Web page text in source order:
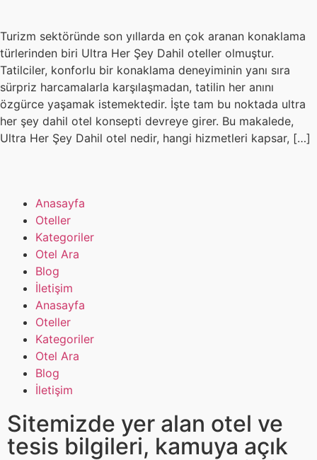
Turizm sektöründe son yıllarda en çok aranan konaklama
türlerinden biri Ultra Her Şey Dahil oteller olmuştur.
Tatilciler, konforlu bir konaklama deneyiminin yanı sıra
sürpriz harcamalarla karşılaşmadan, tatilin her anını
özgürce yaşamak istemektedir. İşte tam bu noktada ultra
her şey dahil otel konsepti devreye girer. Bu makalede,
Ultra Her Şey Dahil otel nedir, hangi hizmetleri kapsar, […]
Anasayfa
Oteller
Kategoriler
Otel Ara
Blog
İletişim
Anasayfa
Oteller
Kategoriler
Otel Ara
Blog
İletişim
Sitemizde yer alan otel ve
tesis bilgileri, kamuya açık